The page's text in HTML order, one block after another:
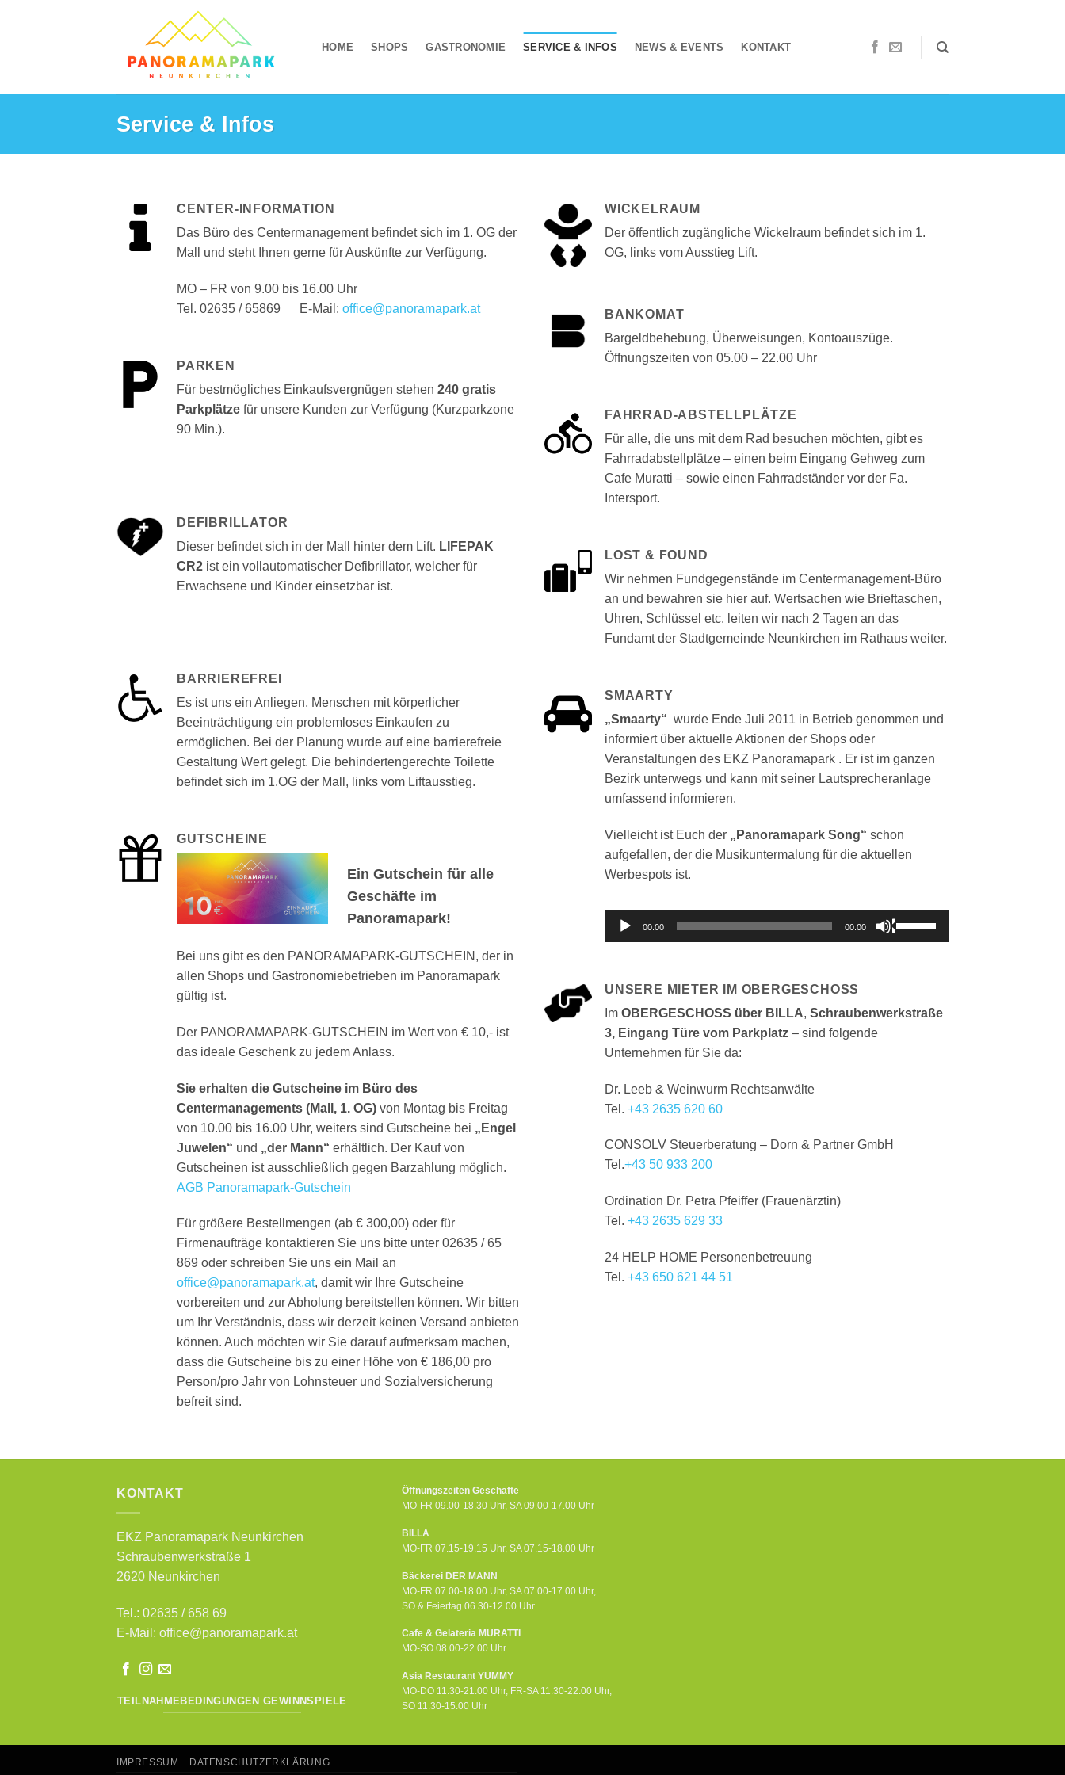
HOME SHOPS GASTRONOMIE SERVICE & INFOS NEWS & EVENTS KONTAKT
Service & Infos
CENTER-INFORMATION
Das Büro des Centermanagement befindet sich im 1. OG der
Mall und steht Ihnen gerne für Auskünfte zur Verfügung.
MO – FR von 9.00 bis 16.00 Uhr
Tel. 02635 / 65869 E-Mail: office@panoramapark.at
PARKEN
Für bestmögliches Einkaufsvergnügen stehen 240 gratis
Parkplätze für unsere Kunden zur Verfügung (Kurzparkzone
90 Min.).
DEFIBRILLATOR
Dieser befindet sich in der Mall hinter dem Lift. LIFEPAK
CR2 ist ein vollautomatischer Defibrillator, welcher für
Erwachsene und Kinder einsetzbar ist.
BARRIEREFREI
Es ist uns ein Anliegen, Menschen mit körperlicher
Beeinträchtigung ein problemloses Einkaufen zu
ermöglichen. Bei der Planung wurde auf eine barrierefreie
Gestaltung Wert gelegt. Die behindertengerechte Toilette
befindet sich im 1.OG der Mall, links vom Liftausstieg.
GUTSCHEINE
Ein Gutschein für alle
Geschäfte im
Panoramapark!
Bei uns gibt es den PANORAMAPARK-GUTSCHEIN, der in
allen Shops und Gastronomiebetrieben im Panoramapark
gültig ist.
Der PANORAMAPARK-GUTSCHEIN im Wert von € 10,- ist
das ideale Geschenk zu jedem Anlass.
Sie erhalten die Gutscheine im Büro des
Centermanagements (Mall, 1. OG) von Montag bis Freitag
von 10.00 bis 16.00 Uhr, weiters sind Gutscheine bei „Engel
Juwelen“ und „der Mann“ erhältlich. Der Kauf von
Gutscheinen ist ausschließlich gegen Barzahlung möglich.
AGB Panoramapark-Gutschein
Für größere Bestellmengen (ab € 300,00) oder für
Firmenaufträge kontaktieren Sie uns bitte unter 02635 / 65
869 oder schreiben Sie uns ein Mail an
office@panoramapark.at, damit wir Ihre Gutscheine
vorbereiten und zur Abholung bereitstellen können. Wir bitten
um Ihr Verständnis, dass wir derzeit keinen Versand anbieten
können. Auch möchten wir Sie darauf aufmerksam machen,
dass die Gutscheine bis zu einer Höhe von € 186,00 pro
Person/pro Jahr von Lohnsteuer und Sozialversicherung
befreit sind.
WICKELRAUM
Der öffentlich zugängliche Wickelraum befindet sich im 1.
OG, links vom Ausstieg Lift.
BANKOMAT
Bargeldbehebung, Überweisungen, Kontoauszüge.
Öffnungszeiten von 05.00 – 22.00 Uhr
FAHRRAD-ABSTELLPLÄTZE
Für alle, die uns mit dem Rad besuchen möchten, gibt es
Fahrradabstellplätze – einen beim Eingang Gehweg zum
Cafe Muratti – sowie einen Fahrradständer vor der Fa.
Intersport.
LOST & FOUND
Wir nehmen Fundgegenstände im Centermanagement-Büro
an und bewahren sie hier auf. Wertsachen wie Brieftaschen,
Uhren, Schlüssel etc. leiten wir nach 2 Tagen an das
Fundamt der Stadtgemeinde Neunkirchen im Rathaus weiter.
SMAARTY
„Smaarty“ wurde Ende Juli 2011 in Betrieb genommen und
informiert über aktuelle Aktionen der Shops oder
Veranstaltungen des EKZ Panoramapark . Er ist im ganzen
Bezirk unterwegs und kann mit seiner Lautsprecheranlage
umfassend informieren.
Vielleicht ist Euch der „Panoramapark Song“ schon
aufgefallen, der die Musikuntermalung für die aktuellen
Werbespots ist.
Audio-
Player
00:00 00:00
Hoch/Runter
Lautstärke
UNSERE MIETER IM OBERGESCHOSS
Im OBERGESCHOSS über BILLA, Schraubenwerkstraße
3, Eingang Türe vom Parkplatz – sind folgende
Unternehmen für Sie da:
Dr. Leeb & Weinwurm Rechtsanwälte
Tel. +43 2635 620 60
CONSOLV Steuerberatung – Dorn & Partner GmbH
Tel.+43 50 933 200
Ordination Dr. Petra Pfeiffer (Frauenärztin)
Tel. +43 2635 629 33
24 HELP HOME Personenbetreuung
Tel. +43 650 621 44 51
KONTAKT
EKZ Panoramapark Neunkirchen
Schraubenwerkstraße 1
2620 Neunkirchen
Tel.: 02635 / 658 69
E-Mail: office@panoramapark.at
TEILNAHMEBEDINGUNGEN GEWINNSPIELE
Öffnungszeiten Geschäfte
MO-FR 09.00-18.30 Uhr, SA 09.00-17.00 Uhr
BILLA
MO-FR 07.15-19.15 Uhr, SA 07.15-18.00 Uhr
Bäckerei DER MANN
MO-FR 07.00-18.00 Uhr, SA 07.00-17.00 Uhr,
SO & Feiertag 06.30-12.00 Uhr
Cafe & Gelateria MURATTI
MO-SO 08.00-22.00 Uhr
Asia Restaurant YUMMY
MO-DO 11.30-21.00 Uhr, FR-SA 11.30-22.00 Uhr,
SO 11.30-15.00 Uhr
IMPRESSUM DATENSCHUTZERKLÄRUNG